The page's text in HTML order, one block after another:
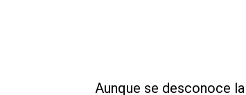
Aunque se desconoce